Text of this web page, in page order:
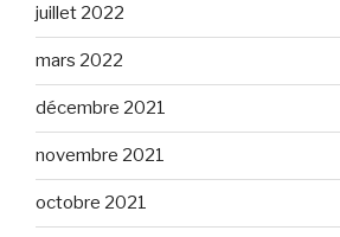
juillet 2022
mars 2022
décembre 2021
novembre 2021
octobre 2021